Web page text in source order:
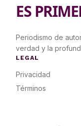
ES
Periodismo de
verdad y la
LEGAL
Privacidad
Términos